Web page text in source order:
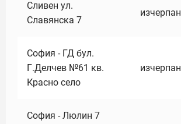
Сливен ул.
Славянска 7
изчерпан
София - ГД бул.
Г.Делчев №61 кв.
Красно село
изчерпан
София - Люлин 7